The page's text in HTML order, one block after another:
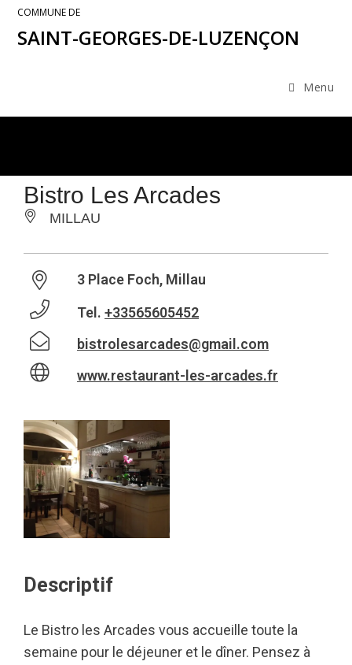
COMMUNE DE
SAINT-GEORGES-DE-LUZENÇON
Menu
Bistro Les Arcades
MILLAU
3 Place Foch, Millau
Tel. +33565605452
bistrolesarcades@gmail.com
www.restaurant-les-arcades.fr
Descriptif
Le Bistro les Arcades vous accueille toute la
semaine pour le déjeuner et le dîner. Pensez à